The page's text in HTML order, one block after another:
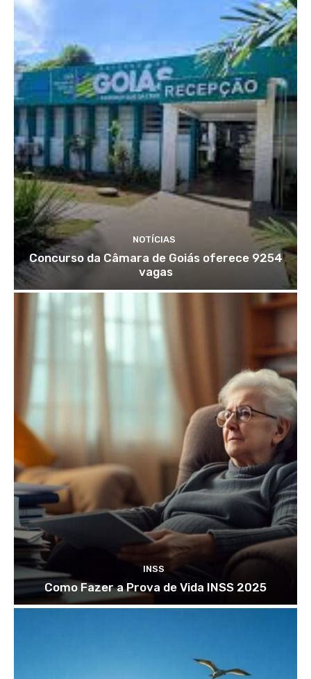
NOTÍCIAS
Concurso da Câmara de Goiás oferece 9254
vagas
INSS
Como Fazer a Prova de Vida INSS 2025